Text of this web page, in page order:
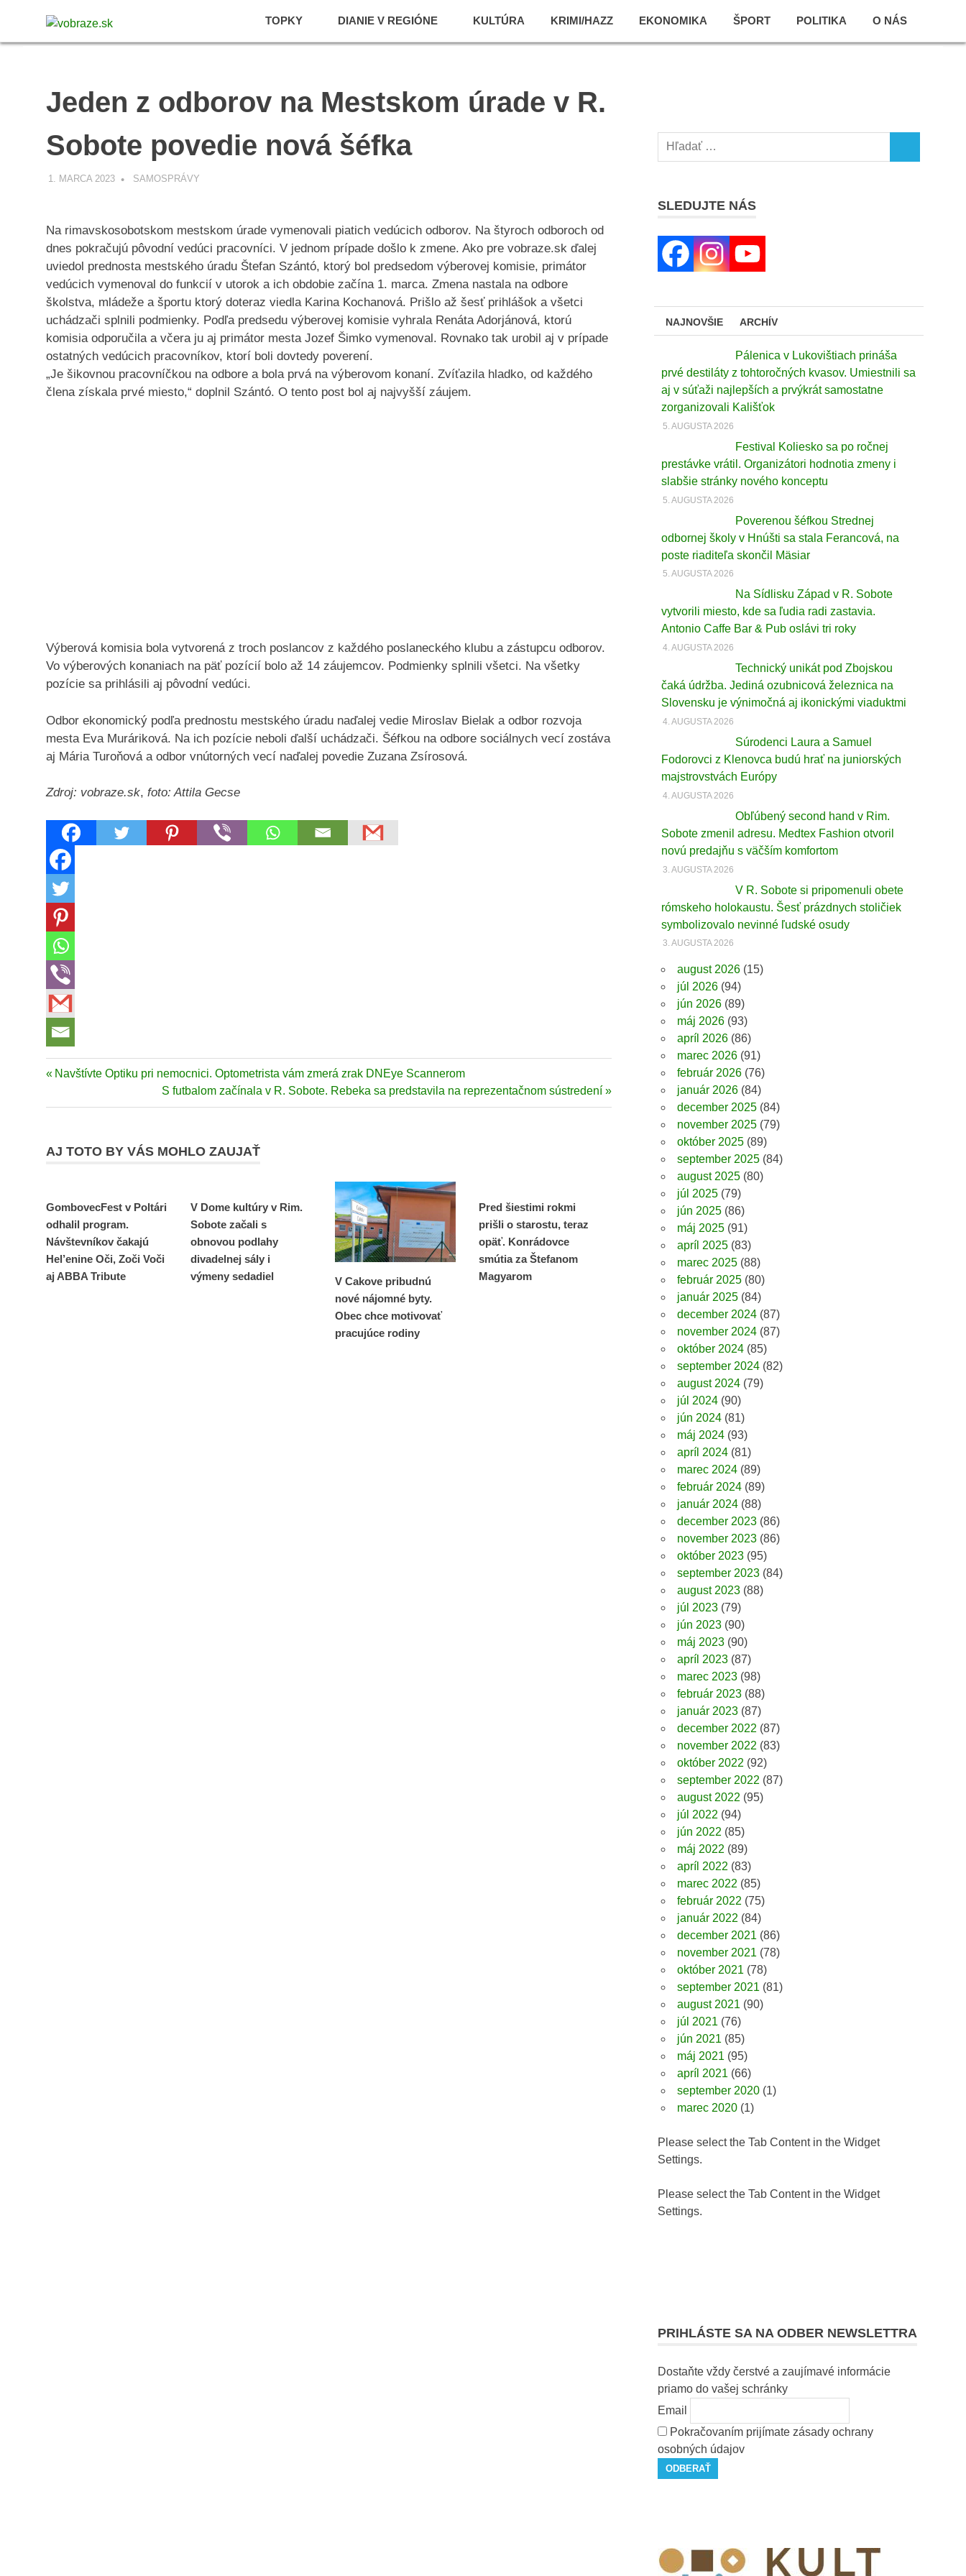
content
Novohradu
TOPKY DIANIE V REGIÓNE KULTÚRA KRIMI/HAZZ EKONOMIKA ŠPORT POLITIKA O NÁS
Jeden z odborov na Mestskom úrade v R.
Sobote povedie nová šéfka
1. MARCA 2023 VOBRAZE.SK
SAMOSPRÁVY
Na rimavskosobotskom mestskom úrade vymenovali piatich vedúcich odborov. Na štyroch odboroch od
dnes pokračujú pôvodní vedúci pracovníci. V jednom prípade došlo k zmene. Ako pre vobraze.sk ďalej
uviedol prednosta mestského úradu Štefan Szántó, ktorý bol predsedom výberovej komisie, primátor
vedúcich vymenoval do funkcií v utorok a ich obdobie začína 1. marca. Zmena nastala na odbore
školstva, mládeže a športu ktorý doteraz viedla Karina Kochanová. Prišlo až šesť prihlášok a všetci
uchádzači splnili podmienky. Podľa predsedu výberovej komisie vyhrala Renáta Adorjánová, ktorú
komisia odporučila a včera ju aj primátor mesta Jozef Šimko vymenoval. Rovnako tak urobil aj v prípade
ostatných vedúcich pracovníkov, ktorí boli dovtedy poverení.
„Je šikovnou pracovníčkou na odbore a bola prvá na výberovom konaní. Zvíťazila hladko, od každého
člena získala prvé miesto,“ doplnil Szántó. O tento post bol aj najvyšší záujem.
Výberová komisia bola vytvorená z troch poslancov z každého poslaneckého klubu a zástupcu odborov.
Vo výberových konaniach na päť pozícií bolo až 14 záujemcov. Podmienky splnili všetci. Na všetky
pozície sa prihlásili aj pôvodní vedúci.
Odbor ekonomický podľa prednostu mestského úradu naďalej vedie Miroslav Bielak a odbor rozvoja
mesta Eva Muráriková. Na ich pozície neboli ďalší uchádzači. Šéfkou na odbore sociálnych vecí zostáva
aj Mária Turoňová a odbor vnútorných vecí naďalej povedie Zuzana Zsírosová.
Zdroj: vobraze.sk, foto: Attila Gecse
Navigácia
v
Previous
Navštívte Optiku pri nemocnici. Optometrista vám zmerá zrak DNEye Scannerom
Next
Post:
S futbalom začínala v R. Sobote. Rebeka sa predstavila na reprezentačnom sústredení
AJ TOTO BY VÁS MOHLO ZAUJAŤ
GombovecFest v Poltári
odhalil program.
Návštevníkov čakajú
Hel’enine Oči, Zoči Voči
aj ABBA Tribute
V Dome kultúry v Rim.
Sobote začali s
obnovou podlahy
divadelnej sály i
výmeny sedadiel
V Cakove pribudnú
nové nájomné byty.
Obec chce motivovať
pracujúce rodiny
Pred šiestimi rokmi
prišli o starostu, teraz
opäť. Konrádovce
smútia za Štefanom
Magyarom
Search
SLEDUJTE NÁS
NAJNOVŠIE ARCHÍV
Pálenica v Lukovištiach prináša
prvé destiláty z tohtoročných kvasov. Umiestnili sa
aj v súťaži najlepších a prvýkrát samostatne
zorganizovali Kališťok
5. AUGUSTA 2026
Festival Koliesko sa po ročnej
prestávke vrátil. Organizátori hodnotia zmeny i
slabšie stránky nového konceptu
5. AUGUSTA 2026
Poverenou šéfkou Strednej
odbornej školy v Hnúšti sa stala Ferancová, na
poste riaditeľa skončil Mäsiar
5. AUGUSTA 2026
Na Sídlisku Západ v R. Sobote
vytvorili miesto, kde sa ľudia radi zastavia.
Antonio Caffe Bar & Pub oslávi tri roky
4. AUGUSTA 2026
Technický unikát pod Zbojskou
čaká údržba. Jediná ozubnicová železnica na
Slovensku je výnimočná aj ikonickými viaduktmi
4. AUGUSTA 2026
Súrodenci Laura a Samuel
Fodorovci z Klenovca budú hrať na juniorských
majstrovstvách Európy
4. AUGUSTA 2026
Obľúbený second hand v Rim.
Sobote zmenil adresu. Medtex Fashion otvoril
novú predajňu s väčším komfortom
3. AUGUSTA 2026
V R. Sobote si pripomenuli obete
rómskeho holokaustu. Šesť prázdnych stoličiek
symbolizovalo nevinné ľudské osudy
3. AUGUSTA 2026
august 2026 (15)
júl 2026 (94)
jún 2026 (89)
máj 2026 (93)
apríl 2026 (86)
marec 2026 (91)
február 2026 (76)
január 2026 (84)
december 2025 (84)
november 2025 (79)
október 2025 (89)
september 2025 (84)
august 2025 (80)
júl 2025 (79)
jún 2025 (86)
máj 2025 (91)
apríl 2025 (83)
marec 2025 (88)
február 2025 (80)
január 2025 (84)
december 2024 (87)
november 2024 (87)
október 2024 (85)
september 2024 (82)
august 2024 (79)
júl 2024 (90)
jún 2024 (81)
máj 2024 (93)
apríl 2024 (81)
marec 2024 (89)
február 2024 (89)
január 2024 (88)
december 2023 (86)
november 2023 (86)
október 2023 (95)
september 2023 (84)
august 2023 (88)
júl 2023 (79)
jún 2023 (90)
máj 2023 (90)
apríl 2023 (87)
marec 2023 (98)
február 2023 (88)
január 2023 (87)
december 2022 (87)
november 2022 (83)
október 2022 (92)
september 2022 (87)
august 2022 (95)
júl 2022 (94)
jún 2022 (85)
máj 2022 (89)
apríl 2022 (83)
marec 2022 (85)
február 2022 (75)
január 2022 (84)
december 2021 (86)
november 2021 (78)
október 2021 (78)
september 2021 (81)
august 2021 (90)
júl 2021 (76)
jún 2021 (85)
máj 2021 (95)
apríl 2021 (66)
september 2020 (1)
marec 2020 (1)
Please select the Tab Content in the Widget
Settings.
Please select the Tab Content in the Widget
Settings.
PRIHLÁSTE SA NA ODBER NEWSLETTRA
Dostaňte vždy čerstvé a zaujímavé informácie
priamo do vašej schránky
Email
Pokračovaním prijímate zásady ochrany
osobných údajov